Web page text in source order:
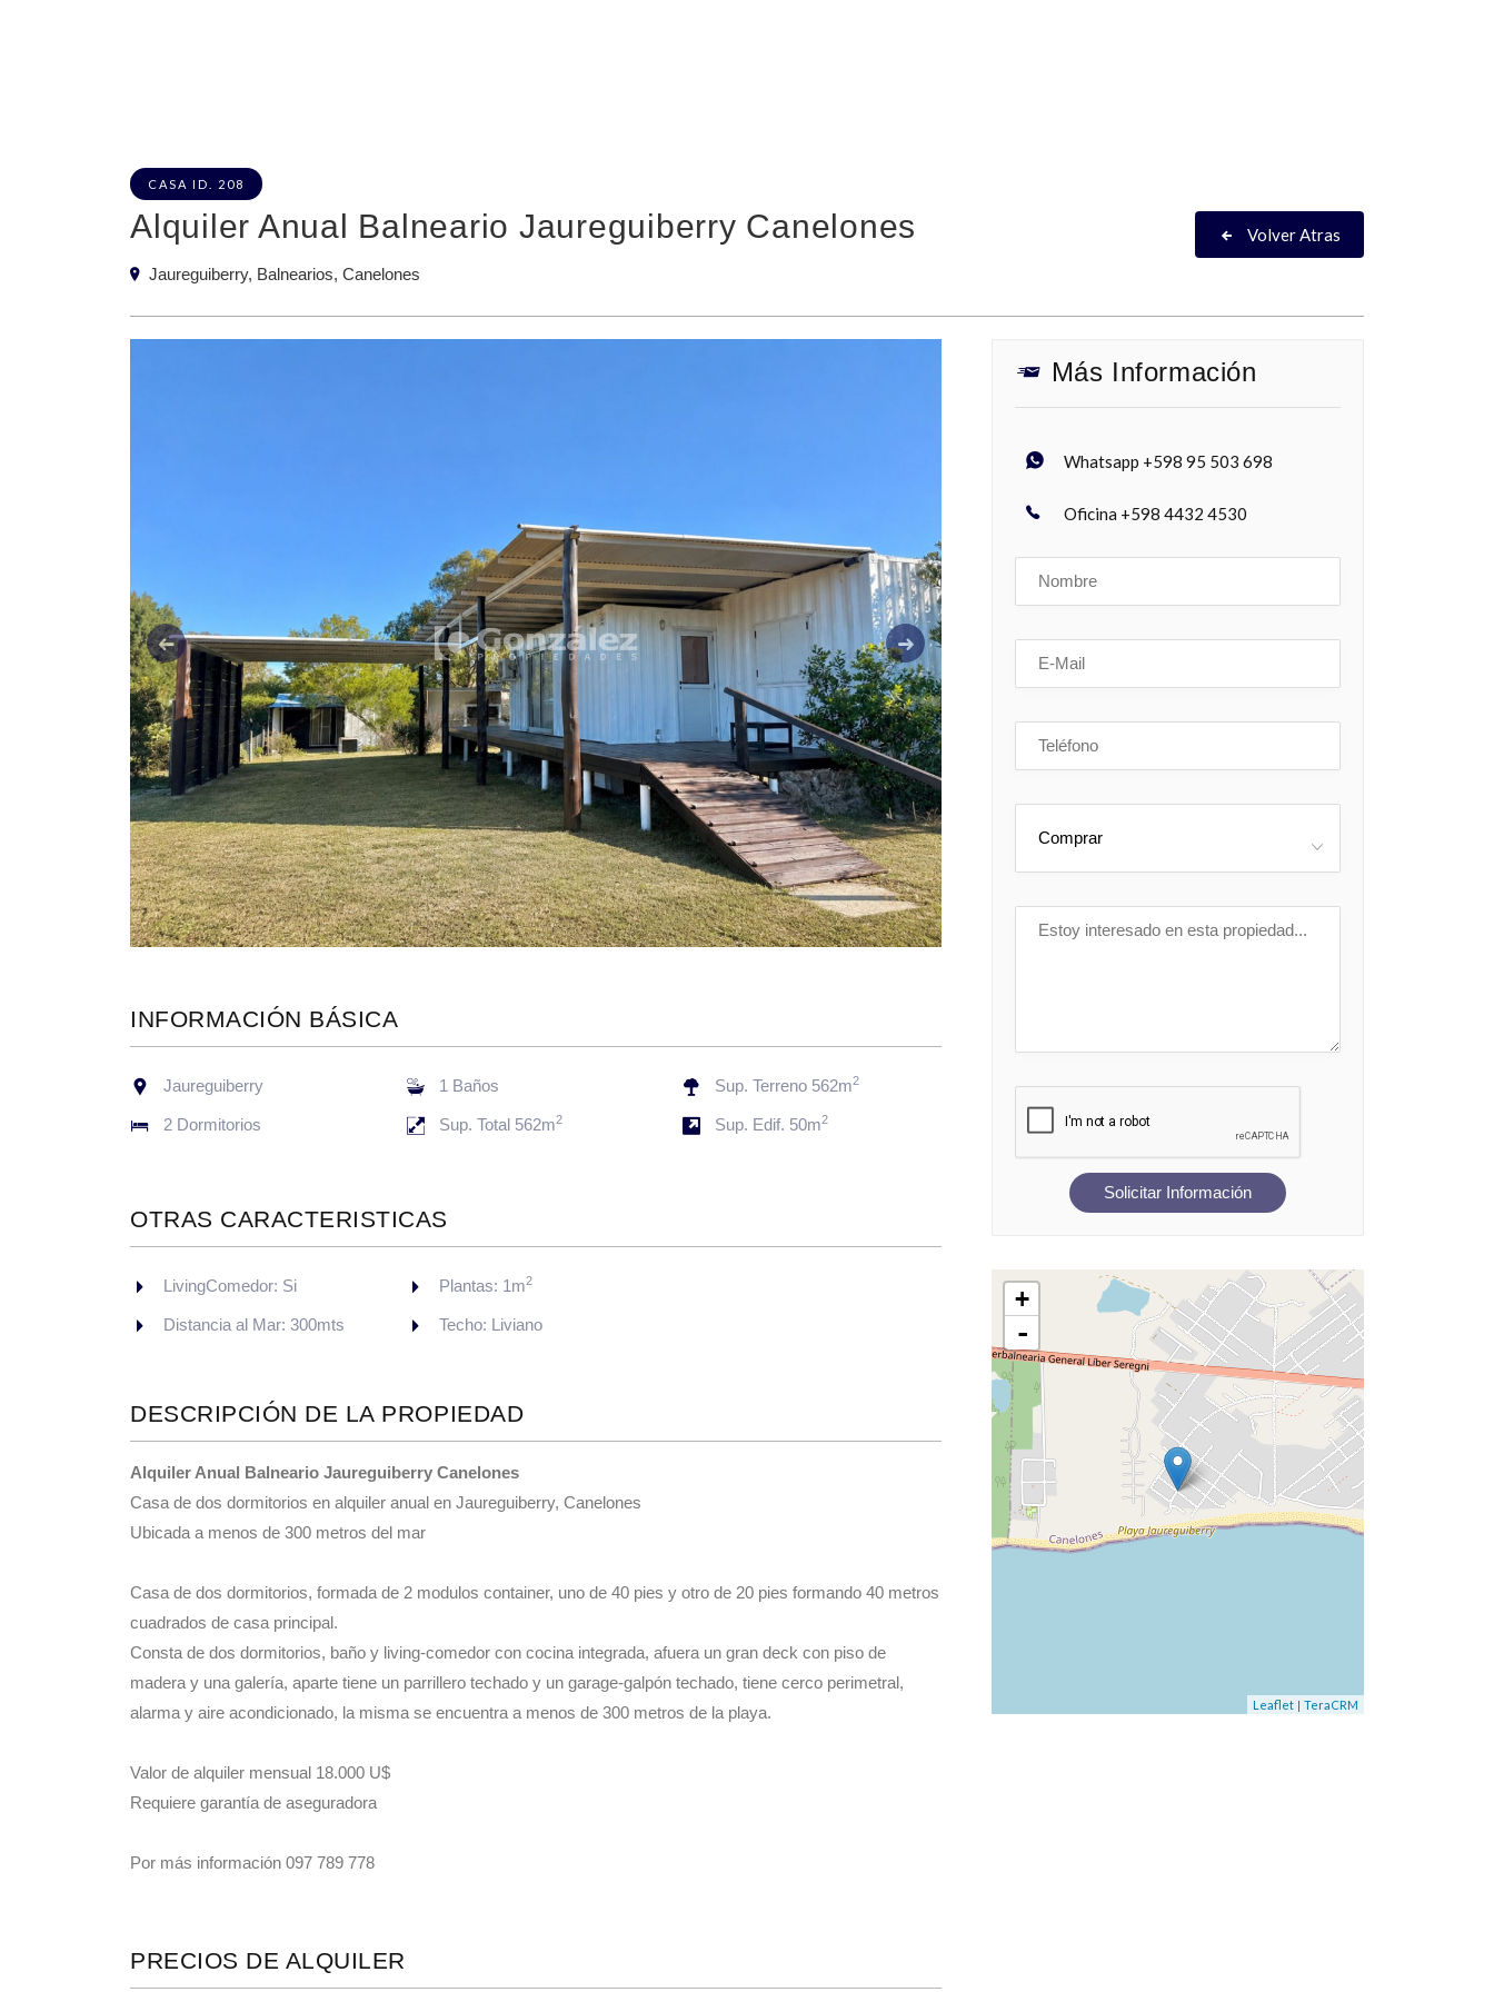
CASA ID. 208
Alquiler Anual Balneario Jaureguiberry Canelones
Jaureguiberry, Balnearios, Canelones
Volver Atras
Anterior Siguiente
INFORMACIÓN BÁSICA
Jaureguiberry
2 Dormitorios
1 Baños
Sup. Total 562m2
Sup. Terreno 562m2
Sup. Edif. 50m2
OTRAS CARACTERISTICAS
LivingComedor: Si
Distancia al Mar: 300mts
Plantas: 1m2
Techo: Liviano
DESCRIPCIÓN DE LA PROPIEDAD
Alquiler Anual Balneario Jaureguiberry Canelones
Casa de dos dormitorios en alquiler anual en Jaureguiberry, Canelones
Ubicada a menos de 300 metros del mar
Casa de dos dormitorios, formada de 2 modulos container, uno de 40 pies y otro de 20 pies formando 40 metros
cuadrados de casa principal.
Consta de dos dormitorios, baño y living-comedor con cocina integrada, afuera un gran deck con piso de
madera y una galería, aparte tiene un parrillero techado y un garage-galpón techado, tiene cerco perimetral,
alarma y aire acondicionado, la misma se encuentra a menos de 300 metros de la playa.
Valor de alquiler mensual 18.000 U$
Requiere garantía de aseguradora
Por más información 097 789 778
PRECIOS DE ALQUILER
Más Información
Whatsapp +598 95 503 698
Oficina +598 4432 4530
Comprar
Solicitar Información
+
-
Leaflet | TeraCRM